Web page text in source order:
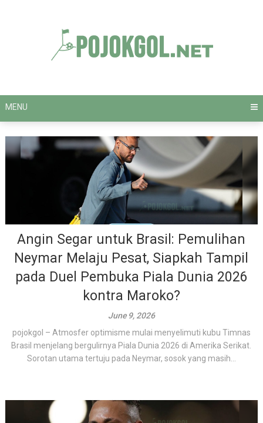
MENU
Angin Segar untuk Brasil: Pemulihan
Neymar Melaju Pesat, Siapkah Tampil
pada Duel Pembuka Piala Dunia 2026
kontra Maroko?
June 9, 2026
pojokgol – Atmosfer optimisme mulai menyelimuti kubu Timnas
Brasil menjelang bergulirnya Piala Dunia 2026 di Amerika Serikat.
Sorotan utama tertuju pada Neymar, sosok yang masih...